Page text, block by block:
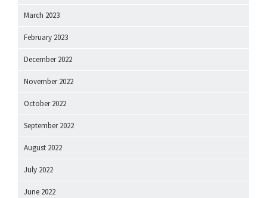
March 2023
February 2023
December 2022
November 2022
October 2022
September 2022
August 2022
July 2022
June 2022